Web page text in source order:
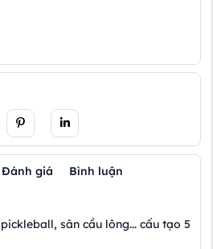
Đánh giá Bình luận
sân cầu lông... cấu tạo 5